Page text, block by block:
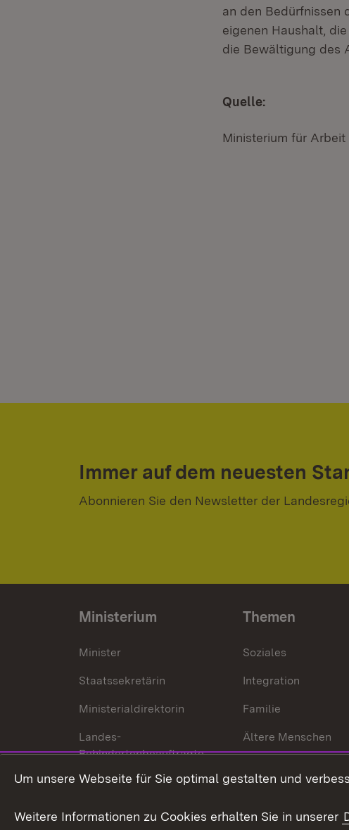
an den Bedürfnissen
eigenen Haushalt,
die Bewältigung des
Quelle:
Ministerium für Arbeit
Immer auf dem neuesten
Abonnieren Sie den Newsletter der
Ministerium
Minister
Staatssekretärin
Ministerialdirektorin
Landes-
Behindertenbeauftragte
Bürgerreferent
Karriere
Themen
Soziales
Integration
Familie
Ältere Menschen
Behinderungen
Bürgerengagement
Um unsere Webseite für Sie optimal gestalten und
Weitere Informationen zu Cookies erhalten Sie in unserer